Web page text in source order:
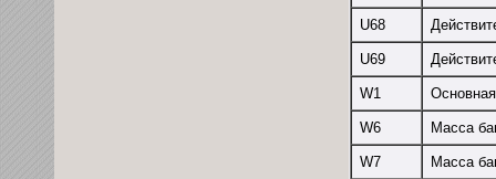
U68
U69
W1
W6 Масса
W7 Масса